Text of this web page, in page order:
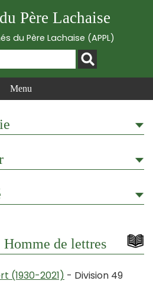
Père Lachaise
du Père Lachaise (APPL)
Menu
de lettres
(1930-2021) - Division 49